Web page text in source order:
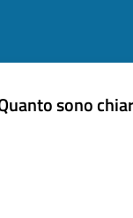
sono